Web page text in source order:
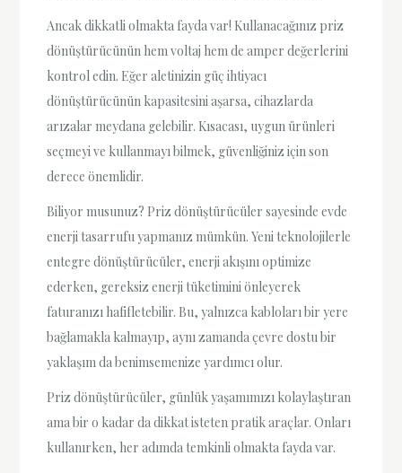
Ancak dikkatli olmakta fayda var! Kullanacağınız priz
dönüştürücünün hem voltaj hem de amper değerlerini
kontrol edin. Eğer aletinizin güç ihtiyacı
dönüştürücünün kapasitesini aşarsa, cihazlarda
arızalar meydana gelebilir. Kısacası, uygun ürünleri
seçmeyi ve kullanmayı bilmek, güvenliğiniz için son
derece önemlidir.
Biliyor musunuz? Priz dönüştürücüler sayesinde evde
enerji tasarrufu yapmanız mümkün. Yeni teknolojilerle
entegre dönüştürücüler, enerji akışını optimize
ederken, gereksiz enerji tüketimini önleyerek
faturanızı hafifletebilir. Bu, yalnızca kabloları bir yere
bağlamakla kalmayıp, aynı zamanda çevre dostu bir
yaklaşım da benimsemenize yardımcı olur.
Priz dönüştürücüler, günlük yaşamımızı kolaylaştıran
ama bir o kadar da dikkat isteten pratik araçlar. Onları
kullanırken, her adımda temkinli olmakta fayda var.